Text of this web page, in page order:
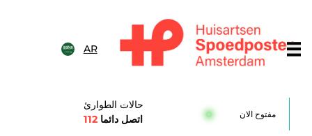
AR
مفتوح الان
حالات الطوارئ
اتصل دائما 112